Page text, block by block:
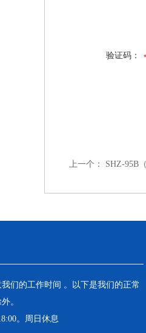
验证码：
上一个： SHZ-95B
们的工作时间 。以下是我们的正常
。
。周日休息